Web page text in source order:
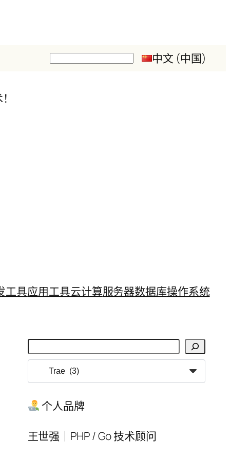
搜
中文 (中国)
工具应用工具云计算服务器数据库操作系统
搜
索
类
录 个人品牌
王世强｜PHP / Go 技术顾问